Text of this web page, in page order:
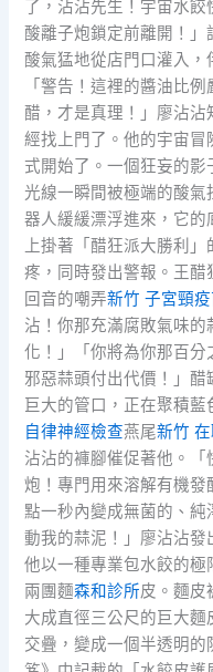
了，沾沾先生！宇宙水
酸離子炮鎖定前離開！
酸氣猛地從店門口灌入，
「警告！這裡的醬油比
醋，才是真理！」廖沾
經找上門了。他的宇宙
式開始了。一個狂妄的影
光線一瞬間被極端的酸
器人緩緩漂浮進來，它
上掛著「醋狂派大勝利
疼，同時發出警報。王
回音的嘲弄新竹 子宮頸
沾！你那充滿腐敗氣味
化！」「你將為你那百
邪惡蒜頭付出代價！」
巨大的管口，正在聚積
自律神經檢查燕尾新竹
沾沾的褲腳催促著他。
炮！專門用來溶解有機
點一秒內變成無菌的、
動我的蒜泥！」廖沾沾發
他以一種專業包水餃的
兩團麵森和診所皮。麵皮
大成直徑三公尺的巨大
交疊，變成一個半透明